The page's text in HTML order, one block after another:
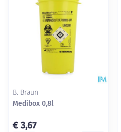
B. Braun
Medibox 0,8l
€ 3,67